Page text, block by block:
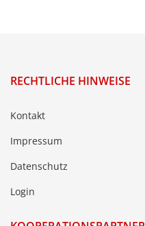
RECHTLICHE HINWEISE
Kontakt
Impressum
Datenschutz
Login